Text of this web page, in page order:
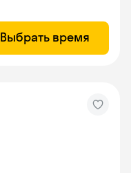
Выбрать время